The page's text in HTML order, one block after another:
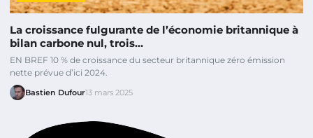
La croissance fulgurante de l’économie britannique à
bilan carbone nul, trois…
EN BREF 10 % de croissance du secteur britannique zéro émission
nette prévue d’ici 2024.
Bastien Dufour13 mars 2025